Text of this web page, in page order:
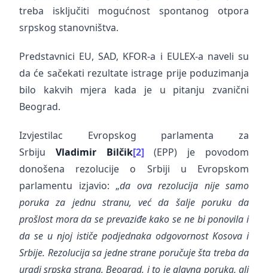
treba isključiti mogućnost spontanog otpora
srpskog stanovništva.
Predstavnici EU, SAD, KFOR-a i EULEX-a naveli su
da će sačekati rezultate istrage prije poduzimanja
bilo kakvih mjera kada je u pitanju zvanični
Beograd.
Izvjestilac Evropskog parlamenta za
Srbiju Vladimir Bilčik[2](EPP) je povodom
donošena rezolucije o Srbiji u Evropskom
parlamentu izjavio: „da ova rezolucija nije samo
poruka za jednu stranu, već da šalje poruku da
prošlost mora da se prevaziđe kako se ne bi ponovila i
da se u njoj ističe podjednaka odgovornost Kosova i
Srbije. Rezolucija sa jedne strane poručuje šta treba da
uradi srpska strana, Beograd, i to je glavna poruka, ali